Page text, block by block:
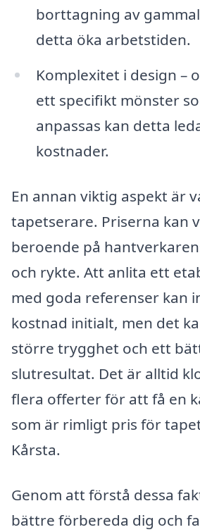
borttagning av
detta öka arbetstiden.
Komplexitet i design –
ett specifikt mönster
anpassas kan detta
kostnader.
En annan viktig aspekt är
tapetserare. Priserna kan
beroende på
och rykte. Att anlita ett
med goda referenser kan
kostnad initialt, men det
större trygghet och ett
slutresultat. Det är alltid
flera offerter för att få en
som är rimligt pris för
Kårsta.
Genom att förstå dessa
bättre förbereda dig och